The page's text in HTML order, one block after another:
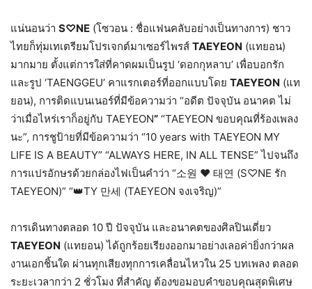
แน่นอนว่า S♡NE (โซวอน : ชื่อแฟนคลับอย่างเป็นทางการ) ชาว
ไทยก็ทุ่มเทเตรียมโปรเจกต์มาเซอร์ไพรส์ TAEYEON (แทยอน)
มากมาย ตั้งแต่การใส่ที่คาดผมเป็นรูป ‘ดอกกุหลาบ’ เพื่อบอกรัก
และรูป ‘TAENGGEU’ คาแรกเตอร์ที่ออกแบบโดย TAEYEON (แท
ยอน), การติดแบนเนอร์ที่มีข้อความว่า “อดีต ปัจจุบัน อนาคต ไม่
ว่าเมื่อไหร่เราก็อยู่กับ TAEYEON” “TAEYEON ขอบคุณที่ร้องเพลง
นะ”, การชูป้ายที่มีข้อความว่า “10 years with TAEYEON MY
LIFE IS A BEAUTY” “ALWAYS HERE, IN ALL TENSE” ไปจนถึง
การแปรอักษรด้วยกล่องไฟเป็นคำว่า “소원 ❤ 태연 (S♡NE รัก
TAEYEON)” “👑TY 만세 (TAEYEON จงเจริญ)”
การเดินทางตลอด 10 ปี ปัจจุบัน และอนาคตของศิลปินเดี่ยว
TAEYEON (แทยอน) ได้ถูกร้อยเรียงออกมาอย่างเลอค่ายิ่งกว่าผล
งานเอกชิ้นใด ผ่านทุกเสียงทุกการเคลื่อนไหวใน 25 บทเพลง ตลอด
ระยะเวลากว่า 2 ชั่วโมง ที่สำคัญ ต้องขอมอบคำขอบคุณสุดพิเศษ